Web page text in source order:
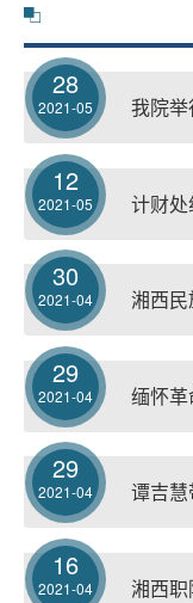
28
2021-05 我院
12
2021-05
30
2021-04 湘西民
29
2021-04 缅怀
29
2021-04
16
2021-04